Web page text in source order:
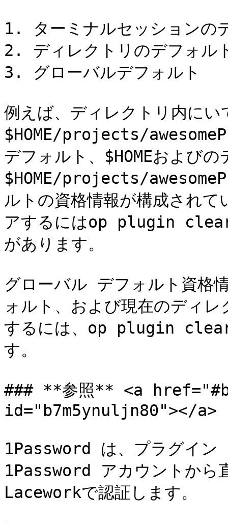
1. ターミナルセッションの
2. ディレクトリのデフォル
3. グローバルデフォルト
例えば、ディレクトリ内にい
$HOME/projects/
デフォルト、$HOMEおよび
$HOME/projects/
ルトの資格情報が構成され
アするにはop plugin
があります。
グローバル デフォルト資格
ォルト、および現在のディ
するには、op plugin
す。
### **参照** <a
id="b7m5ynuljn80"></a>
1Password は、プラグイン
1Password アカウントから
Laceworkで認証します。